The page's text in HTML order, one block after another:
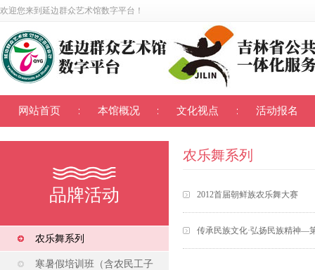
欢迎您来到 延边群众艺术馆数字平台 ！
网站首页 本馆概况 文化视点 活动报名
品牌活动
农乐舞系列
寒暑假培训班（含农民工子
农乐舞系列
2012首届朝鲜族农乐舞大赛
传承民族文化·弘扬民族精神—